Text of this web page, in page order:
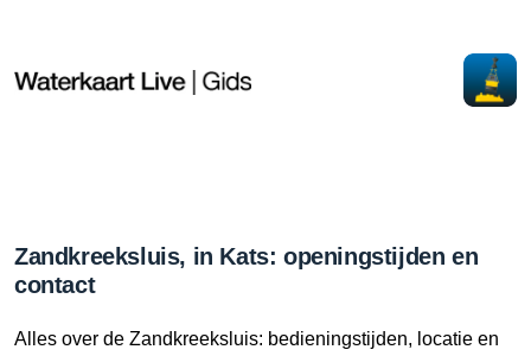
Zandkreeksluis, in Kats: openingstijden en
contact
Alles over de Zandkreeksluis: bedieningstijden, locatie en